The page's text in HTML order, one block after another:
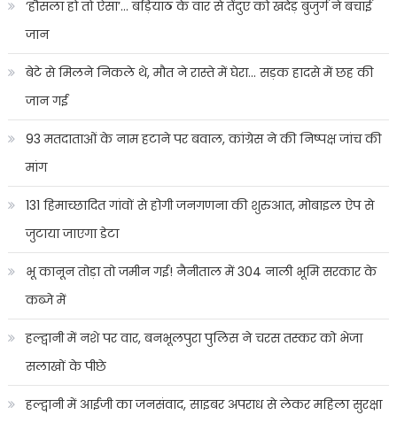
‘हौसला हो तो ऐसा’… बड़ियाठ के वार से तेंदुए को खदेड़ बुजुर्ग ने बचाई
जान
बेटे से मिलने निकले थे, मौत ने रास्ते में घेरा… सड़क हादसे में छह की
जान गई
93 मतदाताओं के नाम हटाने पर बवाल, कांग्रेस ने की निष्पक्ष जांच की
मांग
131 हिमाच्छादित गांवों से होगी जनगणना की शुरुआत, मोबाइल ऐप से
जुटाया जाएगा डेटा
भू कानून तोड़ा तो जमीन गई! नैनीताल में 304 नाली भूमि सरकार के
कब्जे में
हल्द्वानी में नशे पर वार, बनभूलपुरा पुलिस ने चरस तस्कर को भेजा
सलाखों के पीछे
हल्द्वानी में आईजी का जनसंवाद, साइबर अपराध से लेकर महिला सुरक्षा